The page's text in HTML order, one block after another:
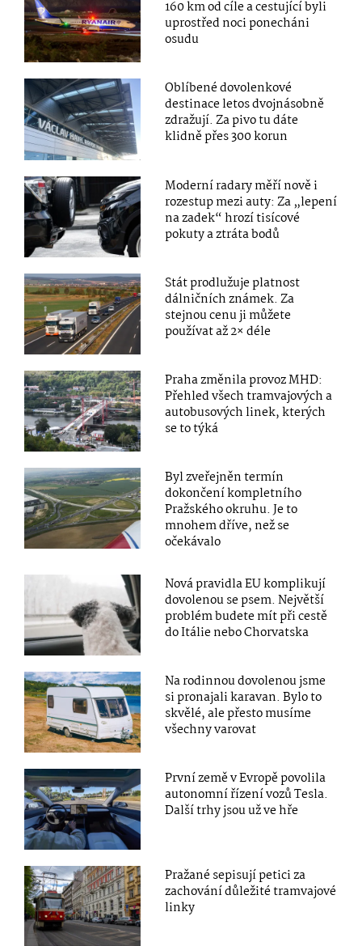
160 km od cíle a cestující byli
uprostřed noci ponecháni
osudu
Oblíbené dovolenkové
destinace letos dvojnásobně
zdražují. Za pivo tu dáte
klidně přes 300 korun
Moderní radary měří nově i
rozestup mezi auty: Za „lepení
na zadek“ hrozí tisícové
pokuty a ztráta bodů
Stát prodlužuje platnost
dálničních známek. Za
stejnou cenu ji můžete
používat až 2× déle
Praha změnila provoz MHD:
Přehled všech tramvajových a
autobusových linek, kterých
se to týká
Byl zveřejněn termín
dokončení kompletního
Pražského okruhu. Je to
mnohem dříve, než se
očekávalo
Nová pravidla EU komplikují
dovolenou se psem. Největší
problém budete mít při cestě
do Itálie nebo Chorvatska
Na rodinnou dovolenou jsme
si pronajali karavan. Bylo to
skvělé, ale přesto musíme
všechny varovat
První země v Evropě povolila
autonomní řízení vozů Tesla.
Další trhy jsou už ve hře
Pražané sepisují petici za
zachování důležité tramvajové
linky